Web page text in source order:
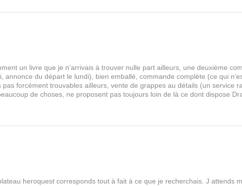
un livre que je n'arrivais à trouver nulle part ailleurs, une deuxième
annonce du départ le lundi), bien emballé, commande complète (ce qui
forcément trouvables ailleurs, vente de grappes au détails (un service
de choses, ne proposent pas toujours loin de là ce dont dispose
heroquest corresponds tout à fait à ce que je recherchais. J attends